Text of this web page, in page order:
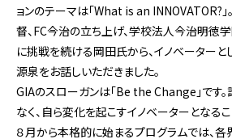
ョンのテーマは「What is an INNOVATOR?
督、FC今治の立ち上げ、学校法人今治明徳
に挑戦を続ける岡田氏から、イノベーター
源泉をお話しいただきました。
GIAのスローガンは「Be the Change」です
なく、自ら変化を起こすイノベーターとなるこ
８月から本格的に始まるプログラムでは、